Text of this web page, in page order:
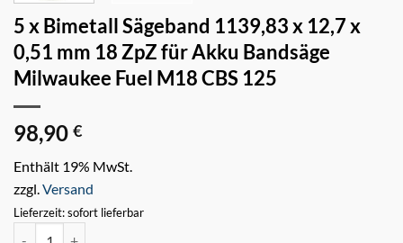
5 x Bimetall Sägeband 1139,83 x 12,7 x
0,51 mm 18 ZpZ für Akku Bandsäge
Milwaukee Fuel M18 CBS 125
98,90 €
Enthält 19% MwSt.
zzgl.Versand
Lieferzeit: sofort lieferbar
5 x Bimetall Sägeband 1139,83 x 12,7 x 0,51 mm 18 ZpZ für Akku